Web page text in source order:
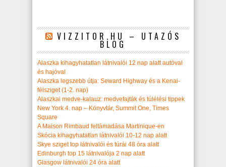
VIZZITOR.HU – UTAZÓS
BLOG
Alaszka kihagyhatatlan látnivalói 12 nap alatt autóval
és hajóval
Alaszka legszebb útja: Seward Highway és a Kenai-
félsziget (1-2. nap)
Alaszkai medve-kalauz: medvefajták és túlélési tippek
New York 4. nap – Könyvtár, Summit One, Times
Square
A Maison Rimbaud feltámadása Martinique-en
Skócia kihagyhatatlan látnivalói 10-12 nap alatt
Skye sziget top látnivalói és túrái 48 óra alatt
Edinburgh top 15 látnivalója 2 nap alatt
Glasgow látnivalói 24 óra alatt